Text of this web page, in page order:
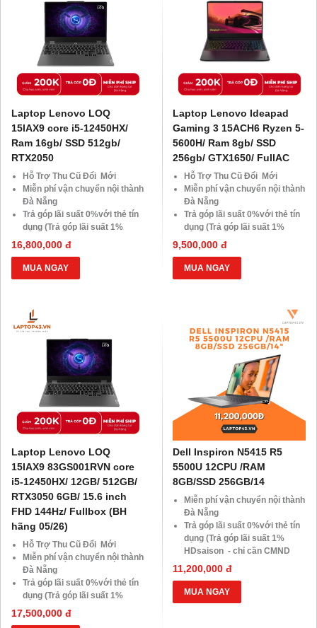
Laptop Lenovo LOQ
15IAX9 core i5-12450HX/
Ram 16gb/ SSD 512gb/
RTX2050
Hỗ Trợ Thu Cũ Đổi Mới
Miễn phí vận chuyển nội thành
Đà Nẵng
Trả góp lãi suất 0%với thẻ tín
dụng (Trả góp lãi suất 1%
HDsaison - chỉ cần CMND
BLX hoặc hộ khẩu gốc )
Giảm 20%khi nâng cấp Ram-
SSD
10.000 Voucher Giảm
Giá 500.000đ
16,800,000 đ
MUA NGAY
Laptop Lenovo Ideapad
Gaming 3 15ACH6 Ryzen 5-
5600H/ Ram 8gb/ SSD
256gb/ GTX1650/ FullAC
Hỗ Trợ Thu Cũ Đổi Mới
Miễn phí vận chuyển nội thành
Đà Nẵng
Trả góp lãi suất 0%với thẻ tín
dụng (Trả góp lãi suất 1%
HDsaison - chỉ cần CMND
BLX hoặc hộ khẩu gốc )
Giảm 20%khi nâng cấp Ram-
SSD
Giá 500.000đ
9,500,000 đ
MUA NGAY
Laptop Lenovo LOQ
15IAX9 83GS001RVN core
i5-12450HX/ 12GB/ 512GB/
RTX3050 6GB/ 15.6 inch
FHD 144Hz/ Fullbox (BH
hãng 05/26)
Hỗ Trợ Thu Cũ Đổi Mới
Miễn phí vận chuyển nội thành
Đà Nẵng
Trả góp lãi suất 0%với thẻ tín
dụng (Trả góp lãi suất 1%
HDsaison - chỉ cần CMND
BLX hoặc hộ khẩu gốc )
17,500,000 đ
Dell Inspiron N5415 R5
5500U 12CPU /RAM
8GB/SSD 256GB/14
Miễn phí vận chuyển nội thành
Đà Nẵng
Trả góp lãi suất 0%với thẻ tín
dụng (Trả góp lãi suất 1%
HDsaison - chỉ cần CMND
BLX hoặc hộ khẩu gốc )
Giảm 20%khi nâng cấp Ram-
SSD
Giảm giá trực tiếp đối với
11,200,000 đ
MUA NGAY